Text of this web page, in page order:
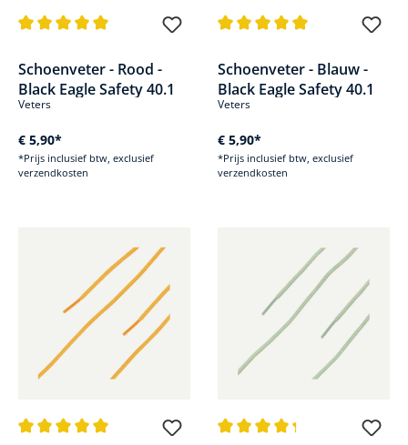
Schoenveter - Rood -
Black Eagle Safety 40.1
Veters
€ 5,90*
*Prijs inclusief btw, exclusief
verzendkosten
Schoenveter - Blauw -
Black Eagle Safety 40.1
Veters
€ 5,90*
*Prijs inclusief btw, exclusief
verzendkosten